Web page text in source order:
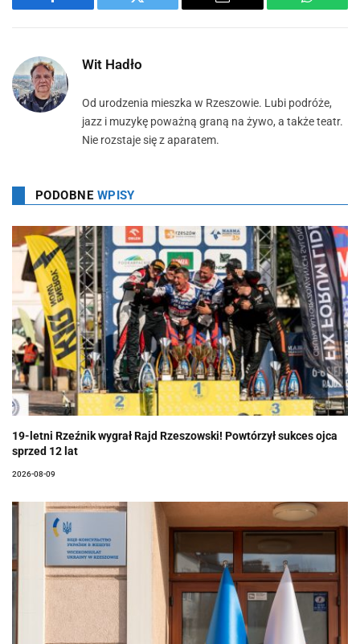
Facebook Twitter Email
Wit Hadło
Od urodzenia mieszka w Rzeszowie. Lubi podróże,
jazz i muzykę poważną graną na żywo, a także teatr.
Nie rozstaje się z aparatem.
PODOBNE WPISY
19-letni Rzeźnik wygrał Rajd Rzeszowski! Powtórzył sukces ojca
sprzed 12 lat
2026-08-09